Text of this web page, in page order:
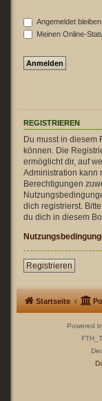
Angemeldet bleiben
Meinen Online-
REGISTRIEREN
Du musst in diesem
können. Die
ermöglicht dir, auf
Administration kann
Berechtigungen
dich registrierst.
du dich in diesem
Registrieren
Startseite
Powered